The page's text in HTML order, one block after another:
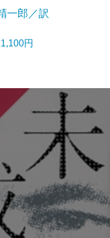
一郎／訳
円